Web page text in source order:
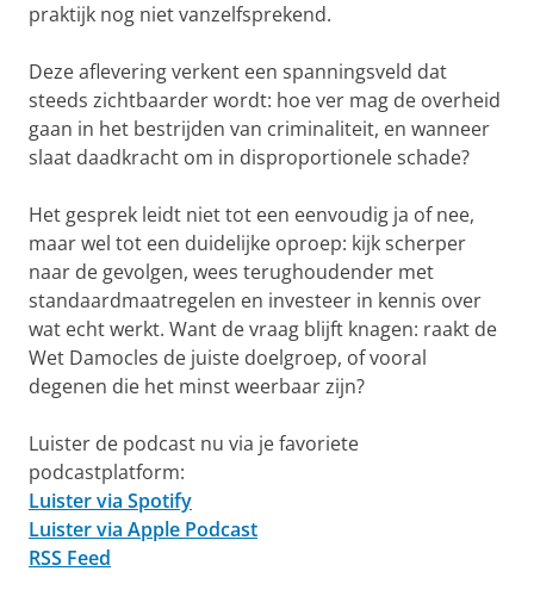
praktijk nog niet vanzelfsprekend.
Deze aflevering verkent een spanningsveld dat
steeds zichtbaarder wordt: hoe ver mag de overheid
gaan in het bestrijden van criminaliteit, en wanneer
slaat daadkracht om in disproportionele schade?
Het gesprek leidt niet tot een eenvoudig ja of nee,
maar wel tot een duidelijke oproep: kijk scherper
naar de gevolgen, wees terughoudender met
standaardmaatregelen en investeer in kennis over
wat echt werkt. Want de vraag blijft knagen: raakt de
Wet Damocles de juiste doelgroep, of vooral
degenen die het minst weerbaar zijn?
Luister de podcast nu via je favoriete
podcastplatform:
Luister via Spotify
Luister via Apple Podcast
RSS Feed